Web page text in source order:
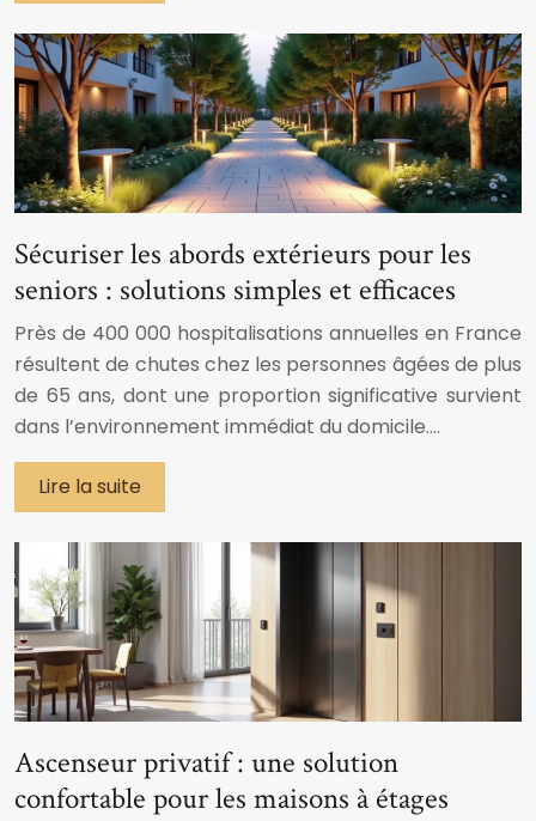
Sécuriser les abords extérieurs pour les
seniors : solutions simples et efficaces
Près de 400 000 hospitalisations annuelles en France
résultent de chutes chez les personnes âgées de plus
de 65 ans, dont une proportion significative survient
dans l’environnement immédiat du domicile….
Lire la suite
Ascenseur privatif : une solution
confortable pour les maisons à étages